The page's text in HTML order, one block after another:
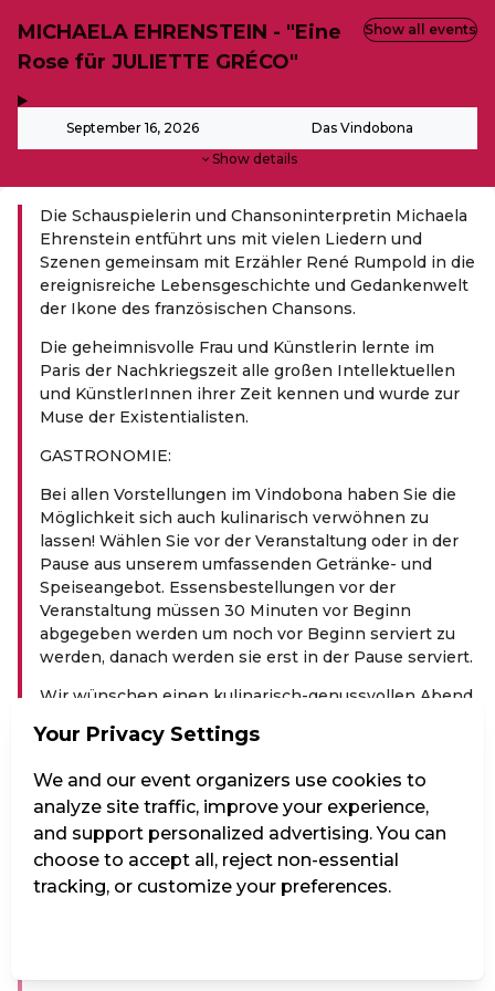
MICHAELA EHRENSTEIN - "Eine
Rose für JULIETTE GRÉCO"
September 16, 2026 Das Vindobona
Show details
Show all events
Die Schauspielerin und Chansoninterpretin Michaela
Ehrenstein entführt uns mit vielen Liedern und
Szenen gemeinsam mit Erzähler René Rumpold in die
ereignisreiche Lebensgeschichte und Gedankenwelt
der Ikone des französischen Chansons.
Die geheimnisvolle Frau und Künstlerin lernte im
Paris der Nachkriegszeit alle großen Intellektuellen
und KünstlerInnen ihrer Zeit kennen und wurde zur
Muse der Existentialisten.
GASTRONOMIE:
Bei allen Vorstellungen im Vindobona haben Sie die
Möglichkeit sich auch kulinarisch verwöhnen zu
lassen! Wählen Sie vor der Veranstaltung oder in der
Pause aus unserem umfassenden Getränke- und
Speiseangebot. Essensbestellungen vor der
Veranstaltung müssen 30 Minuten vor Beginn
abgegeben werden um noch vor Beginn serviert zu
werden, danach werden sie erst in der Pause serviert.
Wir wünschen einen kulinarisch-genussvollen Abend
KAT1: Premium-Tische. Hier sitzen Sie als Paar oder
als geschlossene Gruppe an einem eigenen Tisch im
vorderen Bereich des Saals oder in der ersten Reihe
des oberen Bereichs oder in einer Loge.
Your Privacy Settings
We and our event organizers use cookies to
analyze site traffic, improve your experience,
and support personalized advertising. You can
choose to accept all, reject non-essential
tracking, or customize your preferences.